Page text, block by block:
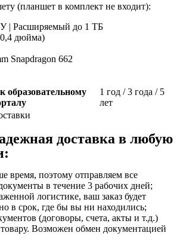
(планшет в комплект не входит):
| Расширяемый до 1 ТБ
дюйма)
Snapdragon 662
образовательному
1 год / 3 года / 5
лет
доставка в любую
время, поэтому отправляем все
в течение 3 рабочих дней;
логистике, ваш заказ будет
в срок, где бы вы ни находились;
(договоры, счета, акты и т.д.)
товару. Возможен обмен документацией